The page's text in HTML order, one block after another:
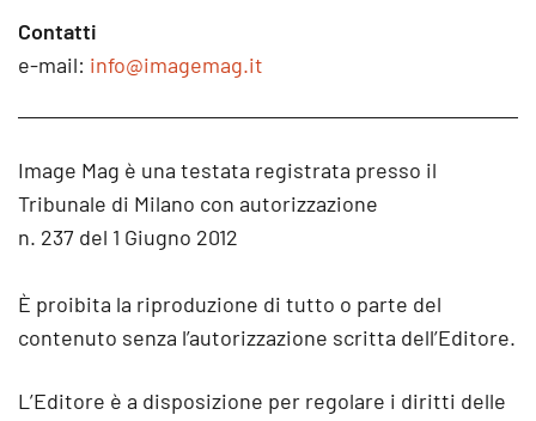
Contatti
e-mail: info@imagemag.it
Image Mag è una testata registrata presso il
Tribunale di Milano con autorizzazione
n. 237 del 1 Giugno 2012
È proibita la riproduzione di tutto o parte del
contenuto senza l’autorizzazione scritta dell’Editore.
L’Editore è a disposizione per regolare i diritti delle